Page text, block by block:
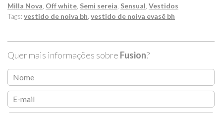
Milla Nova Off white Semi sereia Sensual Vestidos
Tags:vestido de noiva bh vestido de noiva evasê bh
Quer mais informações sobre Fusion?